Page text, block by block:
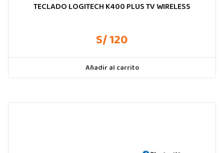
TECLADO LOGITECH K400 PLUS TV WIRELESS
S/ 120
Añadir al carrito